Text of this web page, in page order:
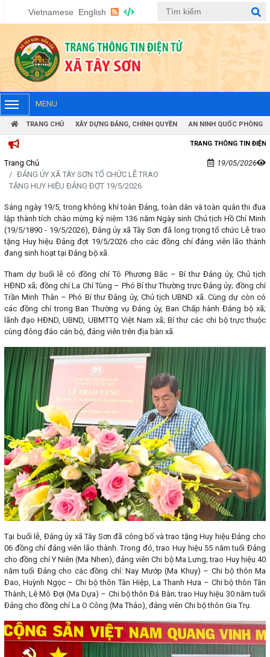
Vietnamese English
MENU
TRANG CHỦ XÂY DỰNG ĐẢNG, CHÍNH QUYỀN AN NINH QUỐC PHÒNG
TRANG THÔNG TIN ĐIỆN TỬ XÃ TÂY
Trang Chủ
ĐẢNG ỦY XÃ TÂY SƠN TỔ CHỨC LỄ TRAO
TẶNG HUY HIỆU ĐẢNG ĐỢT 19/5/2026
19/05/2026
Sáng ngày 19/5, trong không khí toàn Đảng, toàn dân và toàn quân thi đua
lập thành tích chào mừng kỷ niệm 136 năm Ngày sinh Chủ tịch Hồ Chí Minh
(19/5/1890 - 19/5/2026), Đảng ủy xã Tây Sơn đã long trọng tổ chức Lễ trao
tặng Huy hiệu Đảng đợt 19/5/2026 cho các đồng chí đảng viên lão thành
đang sinh hoạt tại Đảng bộ xã.
Tham dự buổi lễ có đồng chí Tô Phương Bắc – Bí thư Đảng ủy, Chủ tịch
HĐND xã; đồng chí La Chí Tùng – Phó Bí thư Thường trực Đảng ủy; đồng chí
Trần Minh Thân – Phó Bí thư Đảng ủy, Chủ tịch UBND xã. Cùng dự còn có
các đồng chí trong Ban Thường vụ Đảng ủy, Ban Chấp hành Đảng bộ xã;
lãnh đạo HĐND, UBND, UBMTTQ Việt Nam xã; Bí thư các chi bộ trực thuộc
cùng đông đảo cán bộ, đảng viên trên địa bàn xã.
Tại buổi lễ, Đảng ủy xã Tây Sơn đã công bố và trao tặng Huy hiệu Đảng cho
06 đồng chí đảng viên lão thành. Trong đó, trao Huy hiệu 55 năm tuổi Đảng
cho đồng chí Y Niên (Ma Nhen), đảng viên Chi bộ Ma Lưng; trao Huy hiệu 40
năm tuổi Đảng cho các đồng chí: Nay Mướp (Ma Khuy) – Chi bộ thôn Ma
Đao, Huỳnh Ngọc – Chi bộ thôn Tân Hiệp, La Thanh Hưa – Chi bộ thôn Tân
Thành, Lê Mô Đợi (Ma Dựa) – Chi bộ thôn Đá Bàn; trao Huy hiệu 30 năm tuổi
Đảng cho đồng chí La O Công (Ma Thảo), đảng viên Chi bộ thôn Gia Trụ.